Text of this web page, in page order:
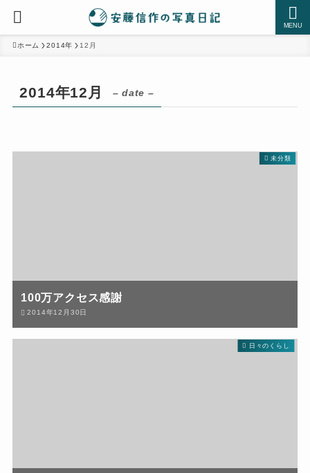
MENU
ホーム 2014年 12月
2014年12月 – date –
未分類
100万アクセス感謝
2014年12月30日
日々のくらし